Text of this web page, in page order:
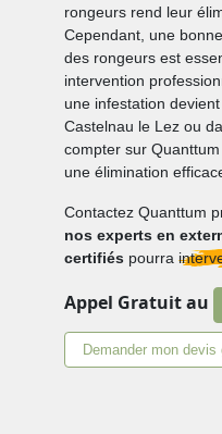
rongeurs rend leur
Cependant, une
des rongeurs est
intervention
une infestation
Castelnau le Lez ou
compter sur
une élimination
Contactez Quanttum
nos experts en
certifiés pourra
Appel Gratuit au
Demander mon devis